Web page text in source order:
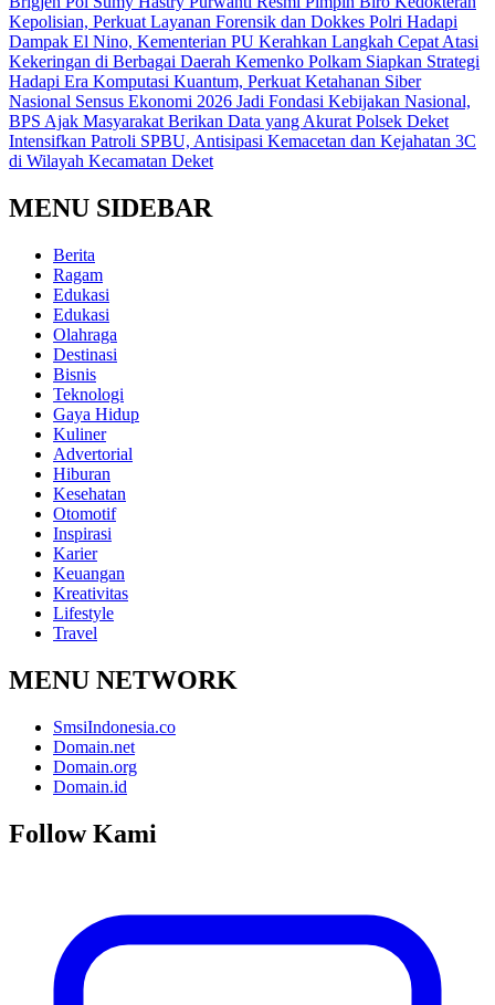
Kepolisian, Perkuat Layanan Forensik dan Dokkes Polri Hadapi
Dampak El Nino, Kementerian PU Kerahkan Langkah Cepat Atasi
Kekeringan di Berbagai Daerah Kemenko Polkam Siapkan Strategi
Hadapi Era Komputasi Kuantum, Perkuat Ketahanan Siber
Nasional Sensus Ekonomi 2026 Jadi Fondasi Kebijakan Nasional,
BPS Ajak Masyarakat Berikan Data yang Akurat Polsek Deket
Intensifkan Patroli SPBU, Antisipasi Kemacetan dan Kejahatan 3C
di Wilayah Kecamatan Deket
MENU SIDEBAR
Berita
Ragam
Edukasi
Edukasi
Olahraga
Destinasi
Bisnis
Teknologi
Gaya Hidup
Kuliner
Advertorial
Hiburan
Kesehatan
Otomotif
Inspirasi
Karier
Keuangan
Kreativitas
Lifestyle
Travel
MENU NETWORK
SmsiIndonesia.co
Domain.net
Domain.org
Domain.id
Follow Kami